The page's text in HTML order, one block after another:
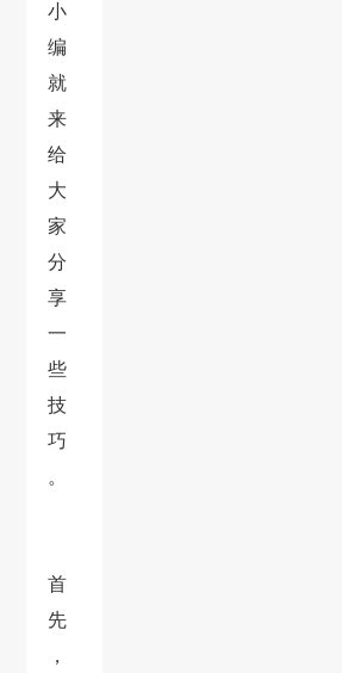
小
编
就
来
给
大
家
分
享
一
些
技
巧
。
首
先
，